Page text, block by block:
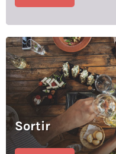
Sortir